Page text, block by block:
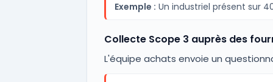
Exemple : Un industriel présent sur
Collecte Scope 3 auprès des
L'équipe achats envoie un